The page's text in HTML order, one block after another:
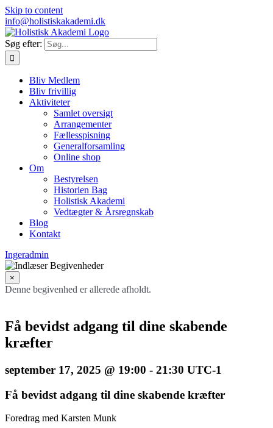
Skip to content
info@holistiskakademi.dk
Søg efter:
Bliv Medlem
Bliv frivillig
Aktiviteter
Samlet oversigt
Arrangementer
Fællesspisning
Generalforsamling
Online shop
Om
Bestyrelsen
Historien Bag
Holistisk Akademi
Vedtægter & Årsregnskab
Blog
Kontakt
Ingeradmin
×
Denne begivenhed er allerede afholdt.
Få bevidst adgang til dine skabende
kræfter
september 17, 2025 @ 19:00 - 21:30 UTC-1
Få bevidst adgang til dine skabende kræfter
Foredrag med Karsten Munk